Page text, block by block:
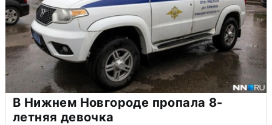
В Нижнем Новгороде пропала 8-
летняя девочка